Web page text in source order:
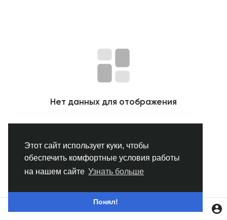
Этот сайт использует куки, чтобы
обеспечить комфортные условия работы
на нашем сайте Узнать больше
Понял!
Популярные посты
Найти сообщения
Нет данных для отображения